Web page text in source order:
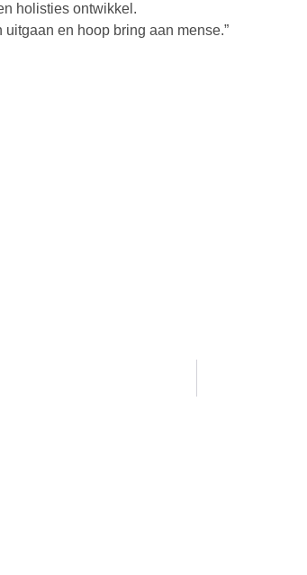
holisties ontwikkel.
en hoop bring aan mense.”